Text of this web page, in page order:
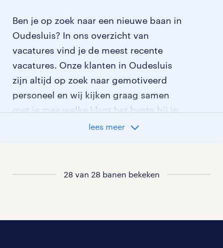
Ben je op zoek naar een nieuwe baan in
Oudesluis? In ons overzicht van
vacatures vind je de meest recente
vacatures. Onze klanten in Oudesluis
zijn altijd op zoek naar gemotiveerd
personeel en wij kijken graag samen
met je mee welke klant het beste bij je
vacatures in Burgerbrug
lees meer
28 van 28 banen bekeken